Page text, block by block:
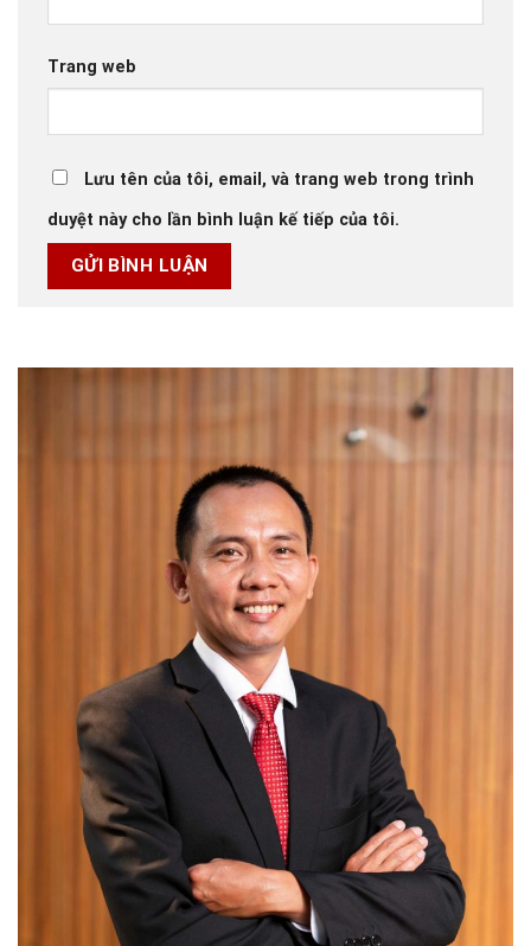
Trang web
Lưu tên của tôi, email, và trang web trong trình
duyệt này cho lần bình luận kế tiếp của tôi.